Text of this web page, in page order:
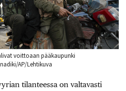
voittoaan pääkaupunki
AP/Lehtikuva
tilanteessa on valtavasti